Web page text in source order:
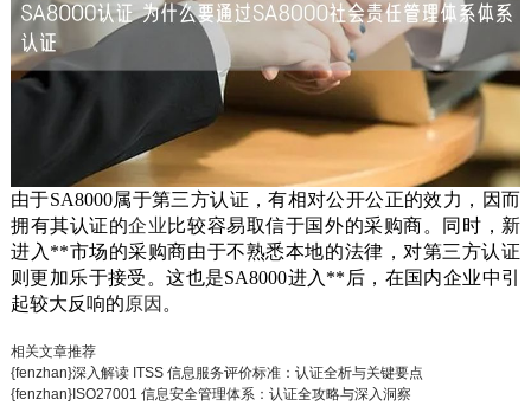
由于SA8000属于第三方认证，有相对公开公正的效力，因而
拥有其认证的企业比较容易取信于国外的采购商。同时，新
进入**市场的采购商由于不熟悉本地的法律，对第三方认证
则更加乐于接受。这也是SA8000进入**后，在国内企业中引
起较大反响的原因 。
相关文章推荐
{fenzhan}深入解读 ITSS 信息服务评价标准：认证全析与关键要点
{fenzhan}ISO27001 信息安全管理体系：认证全攻略与深入洞察